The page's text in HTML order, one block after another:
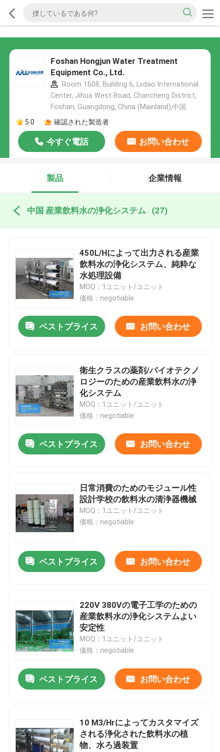
Foshan Hongjun Water Treatment
Equipment Co., Ltd.
Room 1608, Building 6, Lvdao International
Center, Jihua West Road, Chancheng District,
Foshan, Guangdong, China (Mainland),中国
5.0
確認された製造者
今すぐ電話 お問い合わせ
製品 企業情報
中国 産業飲料水の浄化システム (27)
450L/Hによって出力される産業
飲料水の浄化システム、純粋な
水処理設備
MOQ：1ユニット/ユニット
価格：negotiable
ベストプライス お問い合わせ
衛生クラスの薬剤/バイオテクノ
ロジーのための産業飲料水の浄
化システム
MOQ：1ユニット/ユニット
価格：negotiable
ベストプライス お問い合わせ
日常消費のためのモジュール性
設計学校の飲料水の清浄器機械
MOQ：1ユニット/ユニット
価格：negotiable
ベストプライス お問い合わせ
220V 380Vの電子工学のための
産業飲料水の浄化システムよい
安定性
MOQ：1ユニット/ユニット
価格：negotiable
ベストプライス お問い合わせ
10 M3/Hrによってカスタマイズ
される浄化された飲料水の植
物、水ろ過装置